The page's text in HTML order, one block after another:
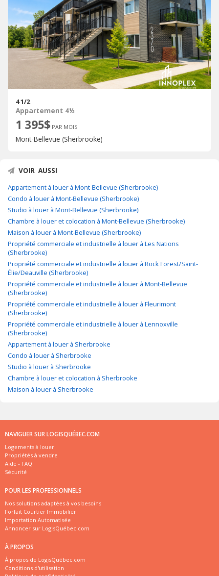
4 1/2
Appartement 4½
1 395$ PAR MOIS
Mont-Bellevue (Sherbrooke)
VOIR AUSSI
Appartement à louer à Mont-Bellevue (Sherbrooke)
Condo à louer à Mont-Bellevue (Sherbrooke)
Studio à louer à Mont-Bellevue (Sherbrooke)
Chambre à louer et colocation à Mont-Bellevue (Sherbrooke)
Maison à louer à Mont-Bellevue (Sherbrooke)
Propriété commerciale et industrielle à louer à Les Nations
(Sherbrooke)
Propriété commerciale et industrielle à louer à Rock Forest/Saint-
Élie/Deauville (Sherbrooke)
Propriété commerciale et industrielle à louer à Mont-Bellevue
(Sherbrooke)
Propriété commerciale et industrielle à louer à Fleurimont
(Sherbrooke)
Propriété commerciale et industrielle à louer à Lennoxville
(Sherbrooke)
Appartement à louer à Sherbrooke
Condo à louer à Sherbrooke
Studio à louer à Sherbrooke
Chambre à louer et colocation à Sherbrooke
Maison à louer à Sherbrooke
NAVIGUER SUR LOGISQUÉBEC.COM
Logements à louer
Propriétés à vendre
Aide - FAQ
Sécurité
POUR LES PROFESSIONNELS
Nos solutions adaptées à vos besoins
Forfait Courtier Immobilier
Importation Automatisée
Annoncer sur LogisQuébec.com
À PROPOS
À propos de LogisQuébec.com
Conditions d'utilisation